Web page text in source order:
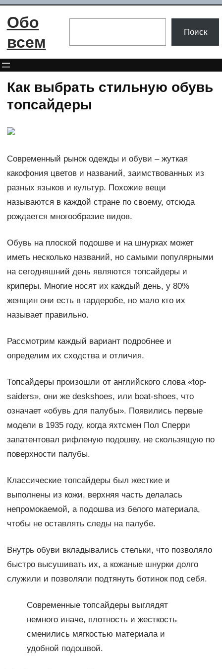
Перейти
Обо
всем
Поиск
Как выбрать стильную обувь
топсайдеры
Современный рынок одежды и обуви – жуткая
какофония цветов и названий, заимствованных из
разных языков и культур. Похожие вещи
называются в каждой стране по своему, отсюда
рождается многообразие видов.
Обувь на плоской подошве и на шнурках может
иметь несколько названий, но самыми популярными
на сегодняшний день являются топсайдеры и
криперы. Многие носят их каждый день, у 80%
женщин они есть в гардеробе, но мало кто их
называет правильно.
Рассмотрим каждый вариант подробнее и
определим их сходства и отличия.
Топсайдеры произошли от английского слова «top-
saiders», они же deskshoes, или boat-shoes, что
означает «обувь для палубы». Появились первые
модели в 1935 году, когда яхтсмен Пол Сперри
запатентовал рифленую подошву, не скользящую по
поверхности палубы.
Классические топсайдеры был жесткие и
выполнены из кожи, верхняя часть делалась
непромокаемой, а подошва из белого материала,
чтобы не оставлять следы на палубе.
Внутрь обуви вкладывались стельки, что позволяло
быстро высушивать их, а кожаные шнурки долго
служили и позволяли подтянуть ботинок под себя.
Современные топсайдеры выглядят
немного иначе, плотность и жесткость
сменились мягкостью материала и
удобной подошвой.